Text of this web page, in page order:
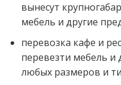
вынесут
мебель и другие
перевозка кафе и
перевезти мебель и
любых размеров и